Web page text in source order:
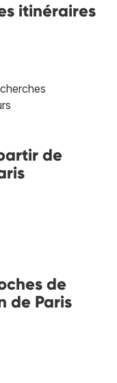
itinéraires
de
de
de Paris